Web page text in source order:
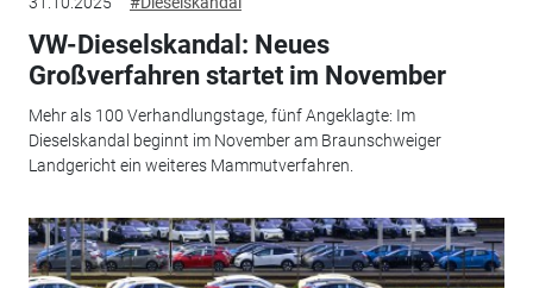
VW-Dieselskandal: Neues
Großverfahren startet im November
Mehr als 100 Verhandlungstage, fünf Angeklagte: Im
Dieselskandal beginnt im November am Braunschweiger
Landgericht ein weiteres Mammutverfahren.